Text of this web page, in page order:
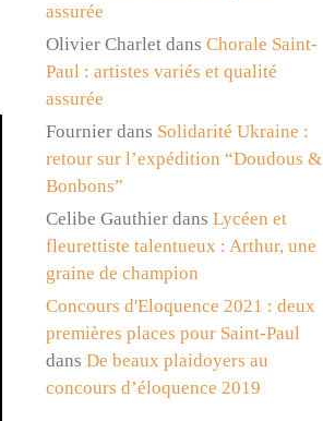
assurée
Olivier Charlet dans Chorale Saint-
Paul : artistes variés et qualité
assurée
Fournier dans Solidarité Ukraine :
retour sur l’expédition “Doudous &
Bonbons”
Celibe Gauthier dans Lycéen et
fleurettiste talentueux : Arthur, une
graine de champion
Concours d'Eloquence 2021 : deux
premières places pour Saint-Paul
dans De beaux plaidoyers au
concours d’éloquence 2019